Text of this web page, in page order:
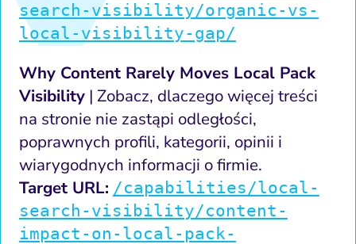
search-visibility/organic-vs-
local-visibility-gap/
Why Content Rarely Moves Local Pack
Visibility| Zobacz, dlaczego więcej treści
na stronie nie zastąpi odległości,
poprawnych profili, kategorii, opinii i
wiarygodnych informacji o firmie.
Target URL: /capabilities/local-
search-visibility/content-
impact-on-local-pack-